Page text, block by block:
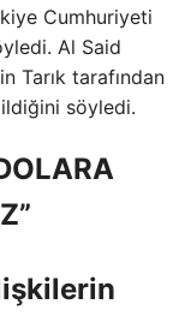
Cumhuriyeti
Al Said
Tarık tarafından
söyledi.